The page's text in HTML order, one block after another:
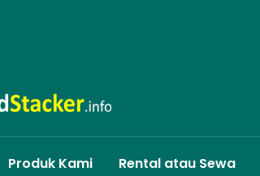
Produk Kami Rental atau Sewa